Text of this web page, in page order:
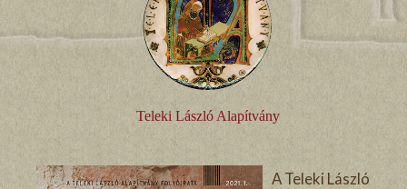
Teleki László Alapítvány
A Teleki László